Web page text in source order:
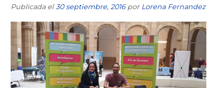
Publicada el30 septiembre, 2016por Lorena Fernandez